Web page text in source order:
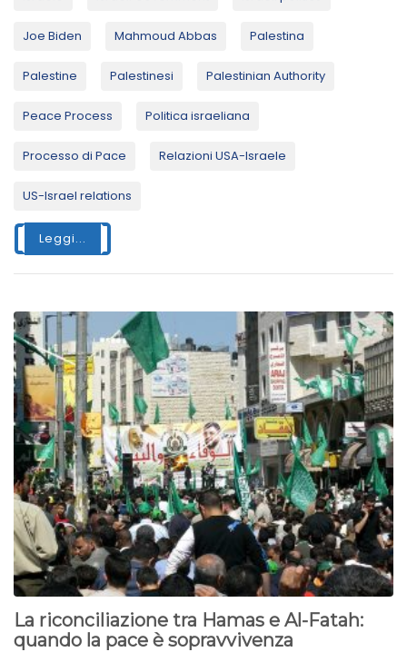
Joe Biden Mahmoud Abbas Palestina
Palestine Palestinesi Palestinian Authority
Peace Process Politica israeliana
Processo di Pace Relazioni USA-Israele
US-Israel relations
Leggi...
La riconciliazione tra Hamas e Al-Fatah:
quando la pace è sopravvivenza